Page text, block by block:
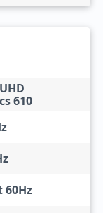
610
60Hz